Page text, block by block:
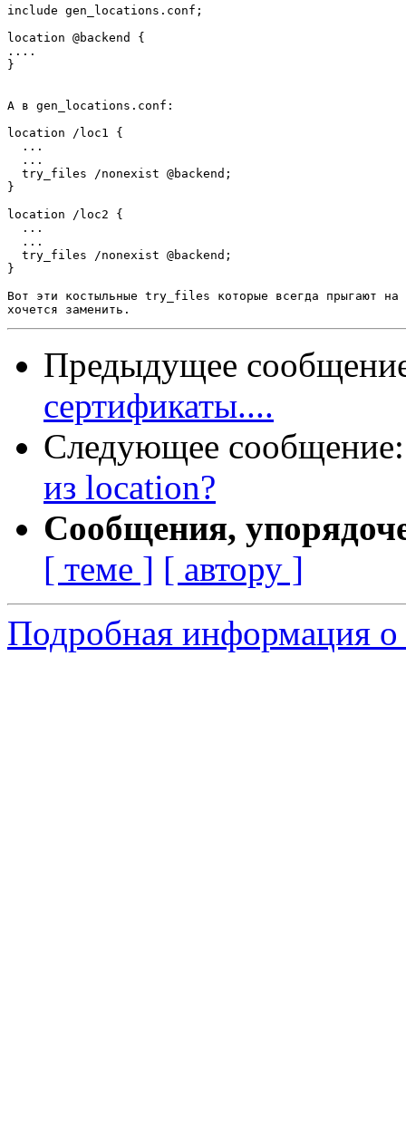
include gen_locations.conf;
location @backend {
....
}
А в gen_locations.conf:
location /loc1 {
  ...
  ...
  try_files /nonexist @backend;
}
location /loc2 {
  ...
  ...
  try_files /nonexist @backend;
}
Вот эти костыльные try_files которые всегда прыгают на
Предыдущее
сертификаты....
Следующее
из location?
Сообщения,
[ теме ] [ автору ]
Подробная информация